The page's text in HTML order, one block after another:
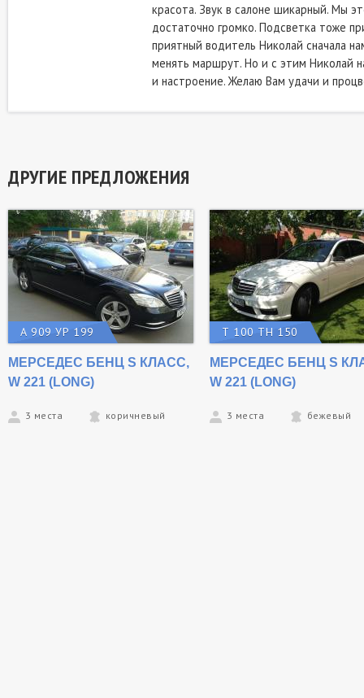
красота. Звук в салоне шикарный. Мы
достаточно громко. Подсветка тоже
приятный водитель Николай сначала
менять маршрут. Но и с этим Николай
и настроение. Желаю Вам удачи и
ДРУГИЕ ПРЕДЛОЖЕНИЯ
А 909 УР 199
МЕРСЕДЕС БЕНЦ S КЛАСС,
W 221 (LONG)
3 места коричневый
Т 100 ТН 150
МЕРСЕДЕС БЕНЦ S
W 221 (LONG)
3 места бежевый